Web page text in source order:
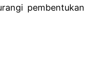
pembentukan